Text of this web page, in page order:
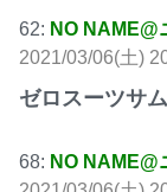
62: NO NAME@
2021/03/06(土)
ゼロスーツサ
68: NO NAME@